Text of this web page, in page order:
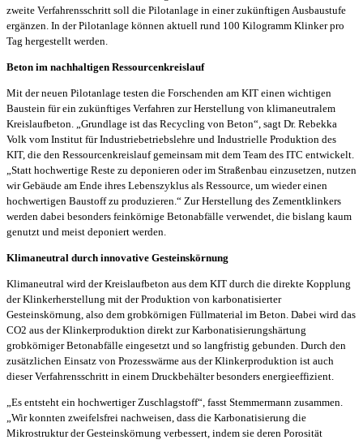
zweite Verfahrensschritt soll die Pilotanlage in einer zukünftigen Ausbaustufe
ergänzen. In der Pilotanlage können aktuell rund 100 Kilogramm Klinker pro
Tag hergestellt werden.
Beton im nachhaltigen Ressourcenkreislauf
Mit der neuen Pilotanlage testen die Forschenden am KIT einen wichtigen
Baustein für ein zukünftiges Verfahren zur Herstellung von klimaneutralem
Kreislaufbeton. „Grundlage ist das Recycling von Beton“, sagt Dr. Rebekka
Volk vom Institut für Industriebetriebslehre und Industrielle Produktion des
KIT, die den Ressourcenkreislauf gemeinsam mit dem Team des ITC entwickelt.
„Statt hochwertige Reste zu deponieren oder im Straßenbau einzusetzen, nutzen
wir Gebäude am Ende ihres Lebenszyklus als Ressource, um wieder einen
hochwertigen Baustoff zu produzieren.“ Zur Herstellung des Zementklinkers
werden dabei besonders feinkörnige Betonabfälle verwendet, die bislang kaum
genutzt und meist deponiert werden.
Klimaneutral durch innovative Gesteinskörnung
Klimaneutral wird der Kreislaufbeton aus dem KIT durch die direkte Kopplung
der Klinkerherstellung mit der Produktion von karbonatisierter
Gesteinskörnung, also dem grobkörnigen Füllmaterial im Beton. Dabei wird das
CO2 aus der Klinkerproduktion direkt zur Karbonatisierungshärtung
grobkörniger Betonabfälle eingesetzt und so langfristig gebunden. Durch den
zusätzlichen Einsatz von Prozesswärme aus der Klinkerproduktion ist auch
dieser Verfahrensschritt in einem Druckbehälter besonders energieeffizient.
„Es entsteht ein hochwertiger Zuschlagstoff“, fasst Stemmermann zusammen.
„Wir konnten zweifelsfrei nachweisen, dass die Karbonatisierung die
Mikrostruktur der Gesteinskörnung verbessert, indem sie deren Porosität